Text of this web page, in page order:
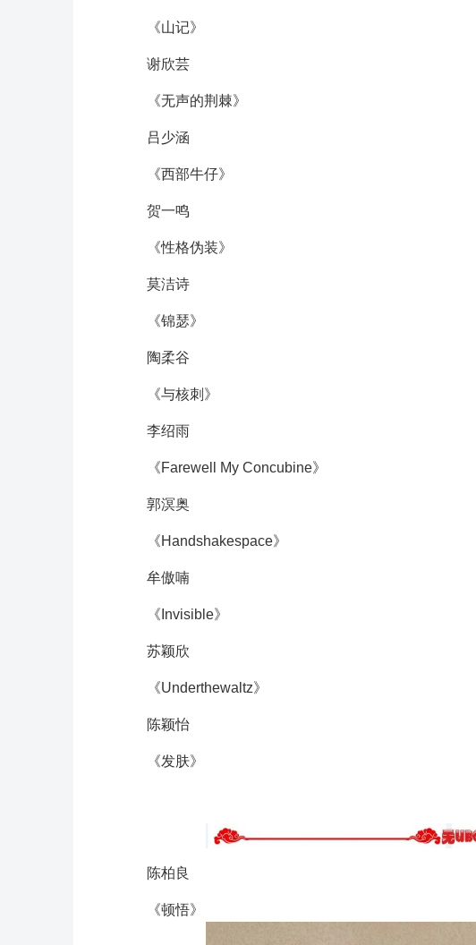
《山记》
谢欣芸
《无声的荆棘》
吕少涵
《西部牛仔》
贺一鸣
《性格伪装》
莫洁诗
《锦瑟》
陶柔谷
《与核刺》
李绍雨
《Farewell My Concubine》
郭溟奥
《Handshakespace》
牟傲喃
《Invisible》
苏颖欣
《Underthewaltz》
陈颖怡
《发肤》
陈柏良
《顿悟》